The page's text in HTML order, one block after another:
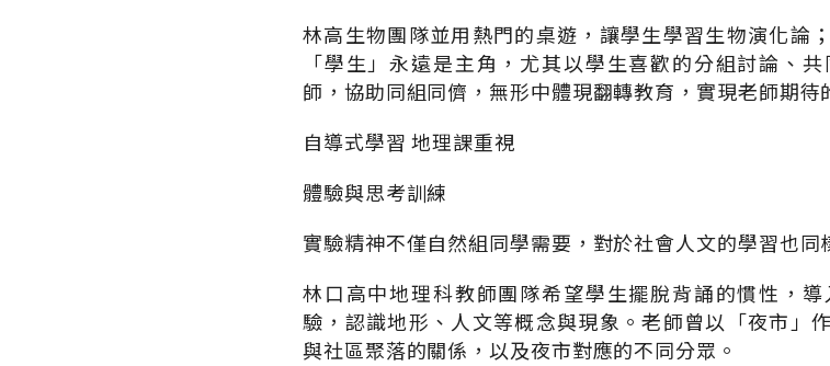
林高生物團隊並用熱門的桌遊，讓學生學習生物演化論
「學生」永遠是主角，尤其以學生喜歡的分組討論、
師，協助同組同儕，無形中體現翻轉教育，實現老師期待
自導式學習 地理課重視
體驗與思考訓練
實驗精神不僅自然組同學需要，對於社會人文的學習也同
林口高中地理科教師團隊希望學生擺脫背誦的慣性，
驗，認識地形、人文等概念與現象。老師曾以「夜市」
與社區聚落的關係，以及夜市對應的不同分眾。